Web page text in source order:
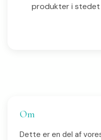
produkter i
Om
Dette er en del af